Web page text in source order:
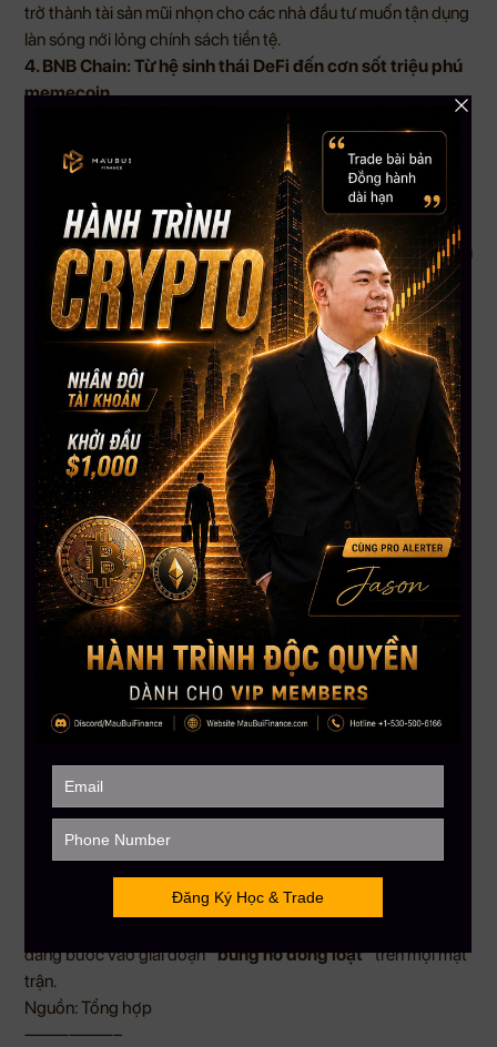
trở thành tài sản mũi nhọn cho các nhà đầu tư muốn tận dụng
làn sóng nới lỏng chính sách tiền tệ.
4. BNB Chain: Từ hệ sinh thái DeFi đến cơn sốt triệu phú
memecoin
Chỉ trong vài ngày, các memecoin mới trên BNB Chain đã
biến trader bình thường thành triệu phú USD:
Trader “0xd0a2” biến $3,500 thành $7.9 triệu chỉ sau 3 ngày
Hơn 100,000 ví tham gia vào đợt “BNB meme season” –
70% có lãi
Smart money cũng đổ tiền vào token BNB-native theo dữ liệu
Nansen
Xu hướng này được thúc đẩy bởi văn hóa giao dịch onchain
sôi động và chi phí thấp trên BNB Chain
BNB Chain đang trở thành “mảnh đất vàng”
cho những ai chịu mạo hiểm với memecoin – dù lợi nhuận cao
nhưng rủi ro cũng không kém.
5. Bitcoin: Không quá mua, chưa quá muộn – ETF sắp đổ
tiền như thác lũ
Bitcoin vừa chạm đỉnh $126,000 nhưng giới phân tích khẳng
định BTC còn nhiều dư địa tăng nhờ:
Đang ở giữa chu kỳ 4 năm và vẫn “cách xa vùng quá mua”
Biến động thấp báo hiệu sắp có cú bứt phá mạnh
Matt Hougan (Bitwise) dự đoán Q4 sẽ có lượng tiền đổ vào
ETF BTC cao kỷ lục – có thể vượt $36 tỷ
Lý do: Nhu cầu phòng vệ trước USD yếu, nhà đầu tư tổ chức
thay đổi chính sách, nền tảng quản lý tài sản như Morgan
Stanley mở cửa cho Bitcoin ETF
Kết luận:Với các yếu tố vĩ mô, dòng tiền và tâm lý FOMO
có thể chưa phải là đỉnh.
Kết luận ngắn gọn:
Từ XRP bước ra khỏi bóng tối pháp lý, ETH bắt nhịp với cổ
phiếu tăng trưởng, cho tới cơn sốt memecoin trên BNB Chain
đang bước vào giai đoạn“bùng nổ đồng loạt”trên mọi mặt
trận.
Nguồn: Tổng hợp
——————–